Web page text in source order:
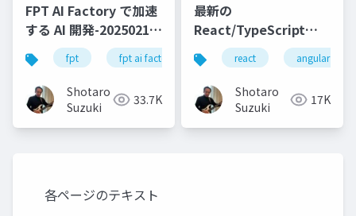
FPT AI Factory で加速
する AI 開発-20250213-
公開版fpt fpt ai factory generative ai azure
Shotaro
Suzuki
33.7K
最新の
React/TypeScript
SPA テンプレートを
.NET 8 で試してみよう
react angular
Shotaro
Suzuki
17K
各ページのテキスト